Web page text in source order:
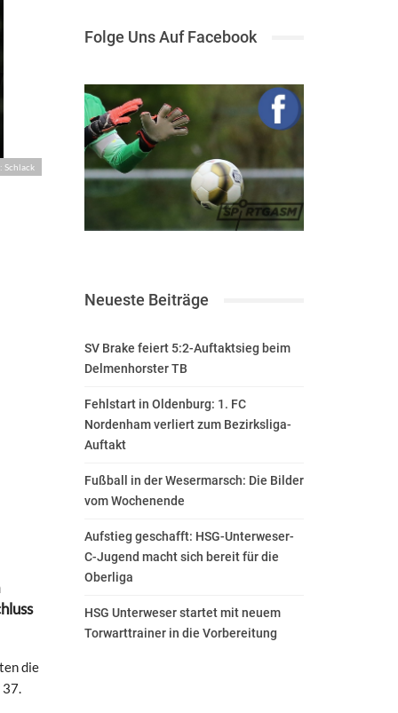
Schlack
die
37.
Folge Uns Auf Facebook
Neueste Beiträge
SV Brake feiert 5:2-Auftaktsieg beim
Delmenhorster TB
Fehlstart in Oldenburg: 1. FC
Nordenham verliert zum Bezirksliga-
Auftakt
Fußball in der Wesermarsch: Die Bilder
vom Wochenende
Aufstieg geschafft: HSG-Unterweser-
C-Jugend macht sich bereit für die
Oberliga
HSG Unterweser startet mit neuem
Torwarttrainer in die Vorbereitung